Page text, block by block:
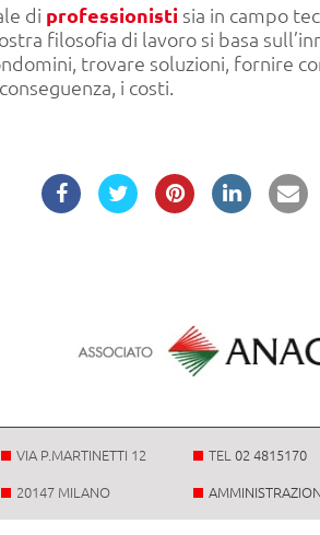
di professionistisia in campo
filosofia di lavoro si basa
trovare soluzioni, fornire
i costi.
VIA P.MARTINETTI 12 TEL02 4815170
20147 MILANO